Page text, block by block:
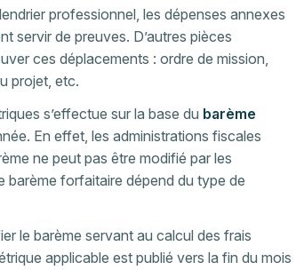
professionnel, les dépenses annexes
servir de preuves. D’autres pièces
ces déplacements : ordre de mission,
projet, etc.
s’effectue sur la base du barème
En effet, les administrations fiscales
ne peut pas être modifié par les
forfaitaire dépend du type de
le barème servant au calcul des frais
applicable est publié vers la fin du mois